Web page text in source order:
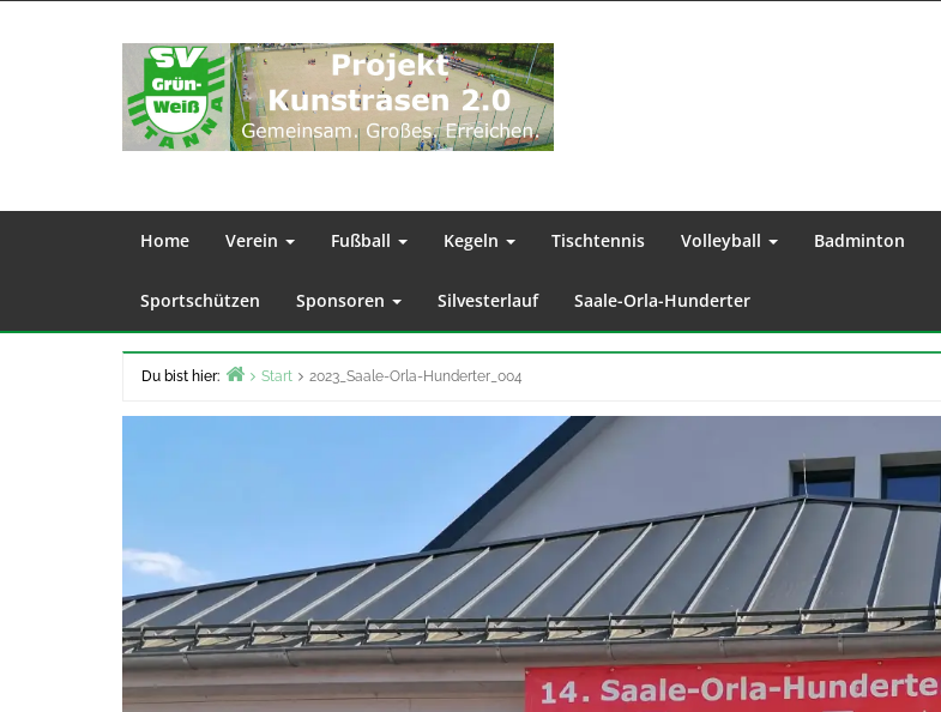
Home Verein Fußball Kegeln Tischtennis Volleyball Badminton
Sportschützen Sponsoren Silvesterlauf Saale-Orla-Hunderter
Du bist hier: Start 2023_Saale-Orla-Hunderter_004